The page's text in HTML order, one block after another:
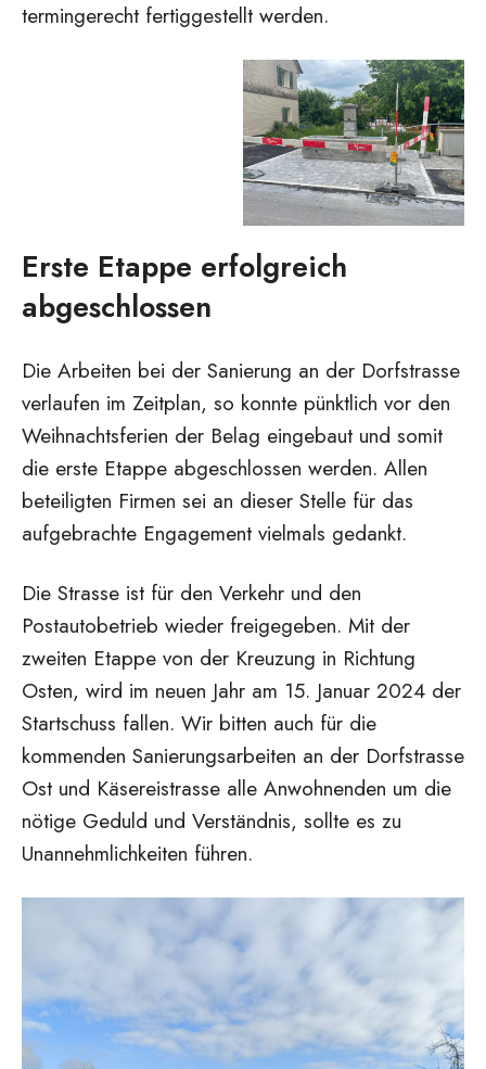
termingerecht fertiggestellt werden.
Erste Etappe erfolgreich
abgeschlossen
Die Arbeiten bei der Sanierung an der Dorfstrasse
verlaufen im Zeitplan, so konnte pünktlich vor den
Weihnachtsferien der Belag eingebaut und somit
die erste Etappe abgeschlossen werden. Allen
beteiligten Firmen sei an dieser Stelle für das
aufgebrachte Engagement vielmals gedankt.
Die Strasse ist für den Verkehr und den
Postautobetrieb wieder freigegeben. Mit der
zweiten Etappe von der Kreuzung in Richtung
Osten, wird im neuen Jahr am 15. Januar 2024 der
Startschuss fallen. Wir bitten auch für die
kommenden Sanierungsarbeiten an der Dorfstrasse
Ost und Käsereistrasse alle Anwohnenden um die
nötige Geduld und Verständnis, sollte es zu
Unannehmlichkeiten führen.